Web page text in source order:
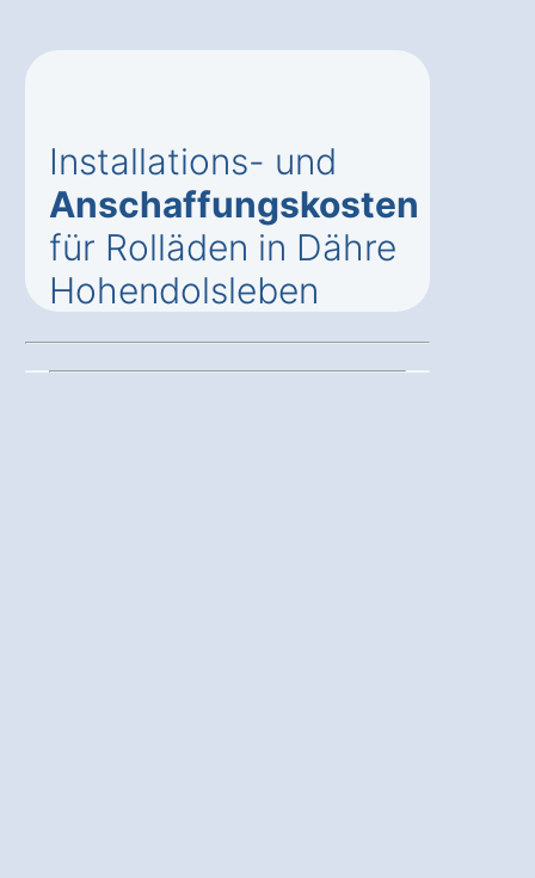
Installations- und
Anschaffungskosten
für Rolläden in Dähre
Hohendolsleben